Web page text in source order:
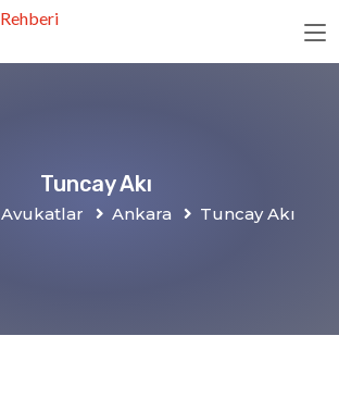
Tuncay Akı
Avukatlar Ankara Tuncay Akı